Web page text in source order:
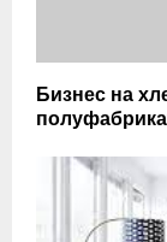
Бизнес на